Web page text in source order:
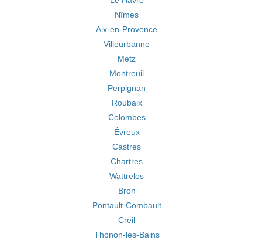
Nîmes
Aix-en-Provence
Villeurbanne
Metz
Montreuil
Perpignan
Roubaix
Colombes
Évreux
Castres
Chartres
Wattrelos
Bron
Pontault-Combault
Creil
Thonon-les-Bains